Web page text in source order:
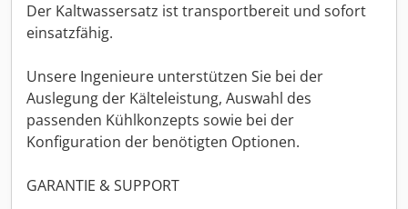
Der Kaltwassersatz ist transportbereit und sofort
einsatzfähig.
Unsere Ingenieure unterstützen Sie bei der
Auslegung der Kälteleistung, Auswahl des
passenden Kühlkonzepts sowie bei der
Konfiguration der benötigten Optionen.
GARANTIE & SUPPORT